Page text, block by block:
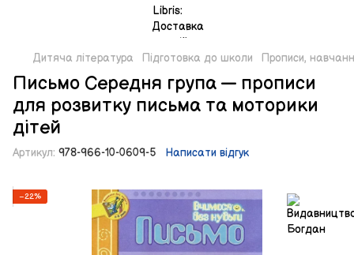
Дитяча література Підготовка до школи Прописи,
Письмо Середня група — прописи
для розвитку письма та моторики
дітей
Артикул: 978-966-10-0609-5 Написати відгук
−22%